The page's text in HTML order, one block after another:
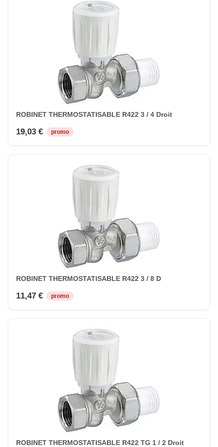
ROBINET THERMOSTATISABLE R422 3 / 4 Droit
19,03 € promo
ROBINET THERMOSTATISABLE R422 3 / 8 D
11,47 € promo
ROBINET THERMOSTATISABLE R422 TG 1 / 2 Droit